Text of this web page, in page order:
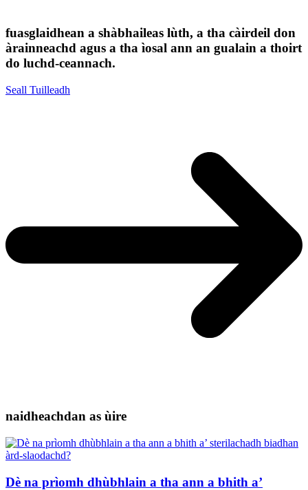
fuasglaidhean a shàbhaileas lùth, a tha càirdeil don
àrainneachd agus a tha ìosal ann an gualain a thoirt
do luchd-ceannach.
Seall Tuilleadh
naidheachdan as ùire
Dè na prìomh dhùbhlain a tha ann a bhith a’